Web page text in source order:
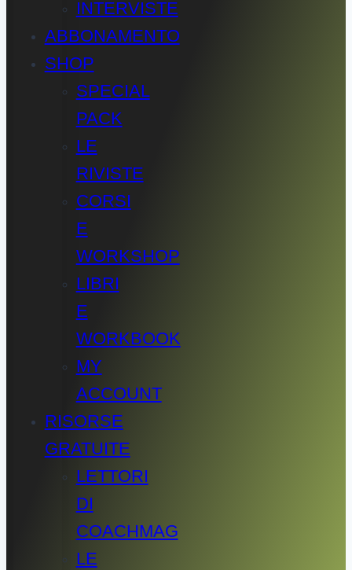
INTERVISTE
ABBONAMENTO
SHOP
SPECIAL
PACK
LE
RIVISTE
CORSI
E
WORKSHOP
LIBRI
E
WORKBOOK
MY
ACCOUNT
RISORSE
GRATUITE
LETTORI
DI
COACHMAG
LE